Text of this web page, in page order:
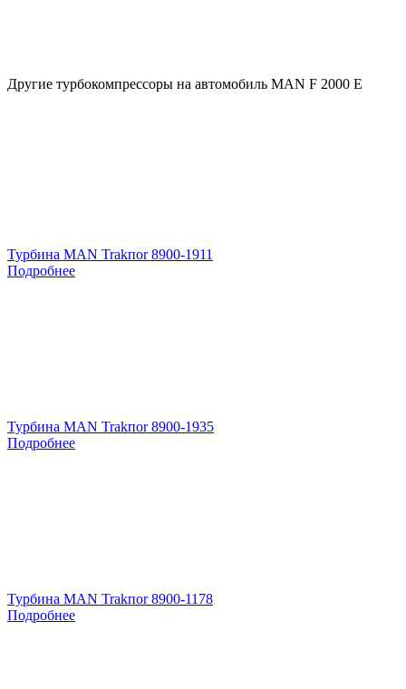
Другие турбокомпрессоры на автомобиль MAN F 2000 E
Турбина MAN Trakпоr 8900-1911
Подробнее
Турбина MAN Trakпоr 8900-1935
Подробнее
Турбина MAN Trakпоr 8900-1178
Подробнее